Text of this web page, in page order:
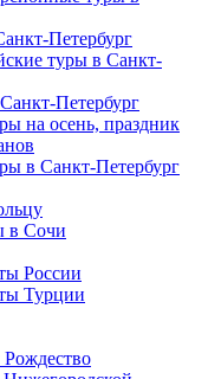
Петербург
туры в Санкт-
Петербург
на осень, праздник
в Санкт-Петербург
в Сочи
России
Турции